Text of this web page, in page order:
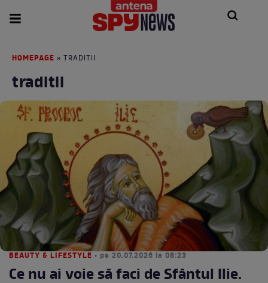
HOMEPAGE » TRADITII
traditii
BEAUTY & LIFESTYLE • pe 20.07.2026 la 08:23
Ce nu ai voie să faci de Sfântul Ilie.